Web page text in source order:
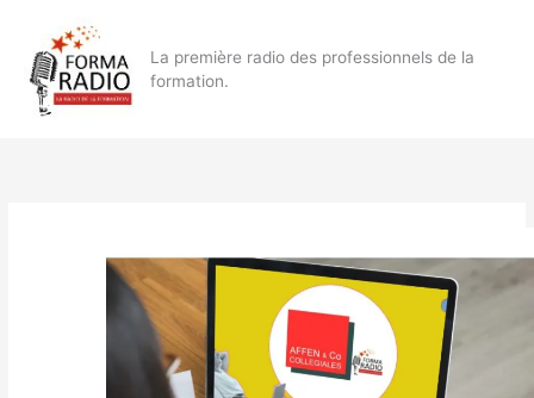
contenu
La première radio des professionnels de la
formation.